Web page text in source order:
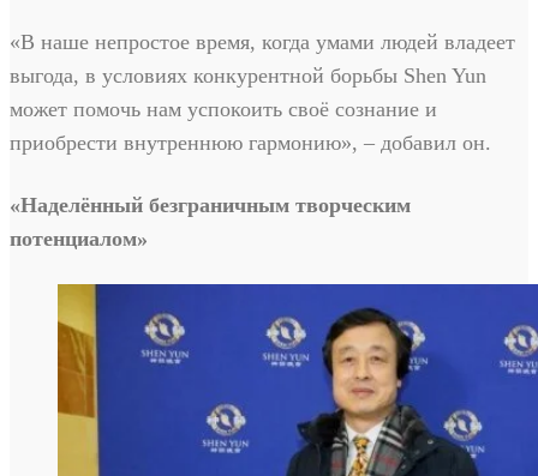
«В наше непростое время, когда умами людей владеет
выгода, в условиях конкурентной борьбы Shen Yun
может помочь нам успокоить своё сознание и
приобрести внутреннюю гармонию», – добавил он.
«Наделённый безграничным творческим
потенциалом»